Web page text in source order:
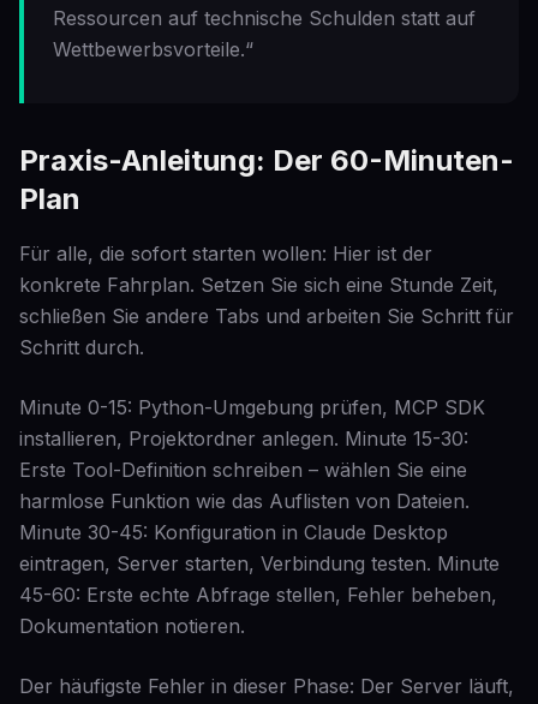
Ressourcen auf technische Schulden statt auf
Wettbewerbsvorteile.“
Praxis-Anleitung: Der 60-Minuten-
Plan
Für alle, die sofort starten wollen: Hier ist der
konkrete Fahrplan. Setzen Sie sich eine Stunde Zeit,
schließen Sie andere Tabs und arbeiten Sie Schritt für
Schritt durch.
Minute 0-15: Python-Umgebung prüfen, MCP SDK
installieren, Projektordner anlegen. Minute 15-30:
Erste Tool-Definition schreiben – wählen Sie eine
harmlose Funktion wie das Auflisten von Dateien.
Minute 30-45: Konfiguration in Claude Desktop
eintragen, Server starten, Verbindung testen. Minute
45-60: Erste echte Abfrage stellen, Fehler beheben,
Dokumentation notieren.
Der häufigste Fehler in dieser Phase: Der Server läuft,